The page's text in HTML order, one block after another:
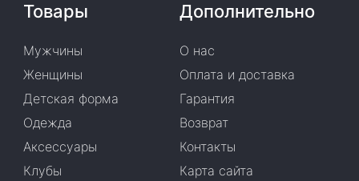
Товары
Мужчины
Женщины
Детская форма
Одежда
Аксессуары
Клубы
Дополнительно
О нас
Оплата и доставка
Гарантия
Возврат
Контакты
Карта сайта